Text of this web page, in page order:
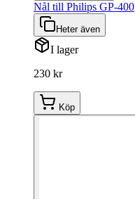
Nål till Philips GP-400
Heter även
I lager
230 kr
Köp